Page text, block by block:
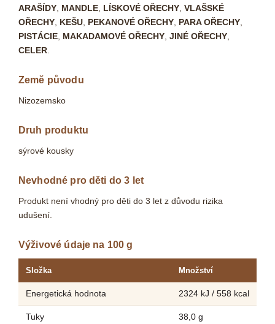
ARAŠÍDY MANDLE LÍSKOVÉ OŘECHY VLAŠSKÉ
OŘECHY KEŠU PEKANOVÉ OŘECHY PARA OŘECHY
PISTÁCIE MAKADAMOVÉ OŘECHY JINÉ OŘECHY
CELER
Země původu
Nizozemsko
Druh produktu
sýrové kousky
Nevhodné pro děti do 3 let
Produkt není vhodný pro děti do 3 let z důvodu rizika
udušení.
Výživové údaje na 100 g
Složka Množství
Energetická hodnota 2324 kJ / 558 kcal
Tuky 38,0 g